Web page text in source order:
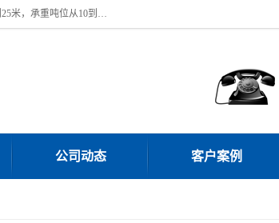
本公司常年出售回收二手地磅，回收出售二手地磅。 近期本公司回收大量二手地磅，型号齐全，宽度从2米到3.5米，长度5米到25米，承重吨位从10到200吨，成色7—9成新。 ? 使用年限6个月至2年，产品来源于个人闲置品，工矿企业停用品，因小换大而来。 精准度和新的一样， 二手地磅是内行人的选择，打个电话就省钱朋友您好等什么
公司动态 客户案例